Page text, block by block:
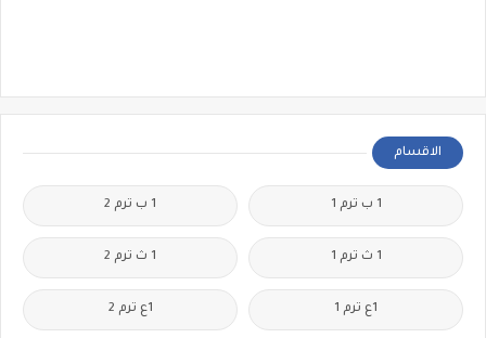
الاقسام
1 ب ترم 1 1 ب ترم 2
1 ث ترم 1 1 ث ترم 2
1ع ترم 1 1ع ترم 2